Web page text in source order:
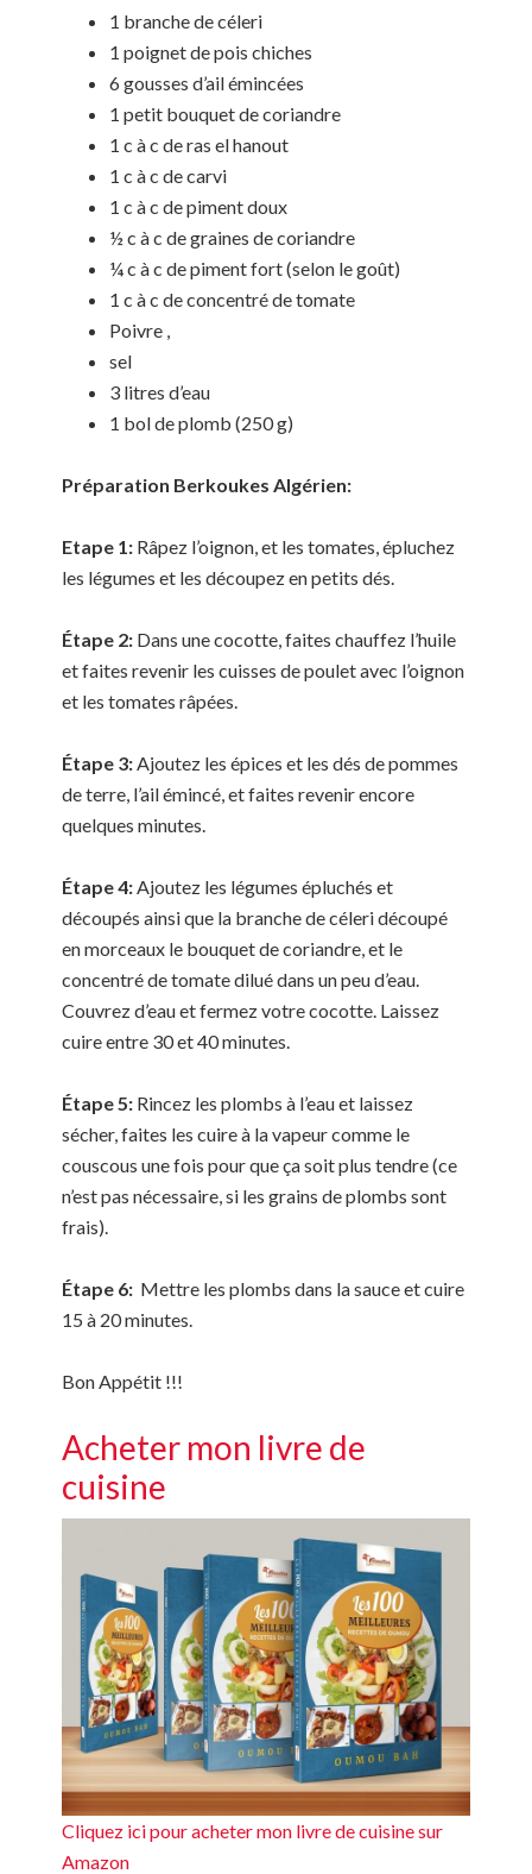
1 branche de céleri
1 poignet de pois chiches
6 gousses d’ail émincées
1 petit bouquet de coriandre
1 c à c de ras el hanout
1 c à c de carvi
1 c à c de piment doux
½ c à c de graines de coriandre
¼ c à c de piment fort (selon le goût)
1 c à c de concentré de tomate
Poivre ,
sel
3 litres d’eau
1 bol de plomb (250 g)
Préparation Berkoukes Algérien:
Etape 1: Râpez l’oignon, et les tomates, épluchez
les légumes et les découpez en petits dés.
Étape 2: Dans une cocotte, faites chauffez l’huile
et faites revenir les cuisses de poulet avec l’oignon
et les tomates râpées.
Étape 3: Ajoutez les épices et les dés de pommes
de terre, l’ail émincé, et faites revenir encore
quelques minutes.
Étape 4: Ajoutez les légumes épluchés et
découpés ainsi que la branche de céleri découpé
en morceaux le bouquet de coriandre, et le
concentré de tomate dilué dans un peu d’eau.
Couvrez d’eau et fermez votre cocotte. Laissez
cuire entre 30 et 40 minutes.
Étape 5: Rincez les plombs à l’eau et laissez
sécher, faites les cuire à la vapeur comme le
couscous une fois pour que ça soit plus tendre (ce
n’est pas nécessaire, si les grains de plombs sont
frais).
Étape 6: Mettre les plombs dans la sauce et cuire
15 à 20 minutes.
Bon Appétit !!!
Acheter mon livre de
cuisine
Cliquez ici pour acheter mon livre de cuisine sur
Amazon